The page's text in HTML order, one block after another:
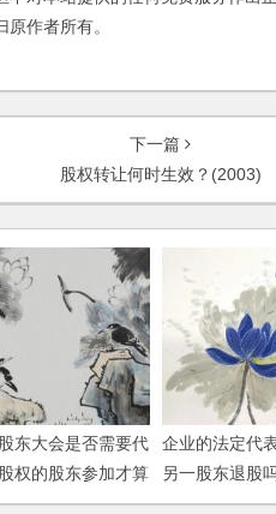
作者所有。
下一篇
股权转让何时生效？(2003)
东大会是否需要代
权的股东参加才算
企业的法定代
另一股东退股